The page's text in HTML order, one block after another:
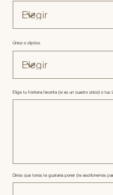
Único o díptico
Elige tu frontera favorita (si es un cuadro único) o tus
Hasta
Dinos que tonos te gustaría poner (te escribiremos
Hasta